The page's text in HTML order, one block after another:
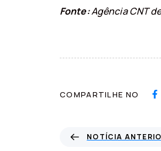
Fonte:Agência CNT
COMPARTILHE NO
NOTÍCIA